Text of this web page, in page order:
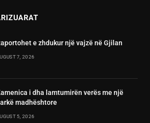
e zhdukur një vajzë në Gjilan
7, 2026
i dha lamtumirën verës me një
madhështore
5, 2026